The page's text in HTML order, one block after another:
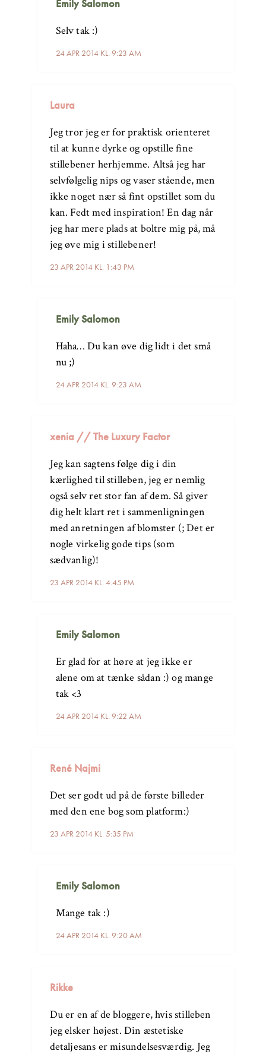
Emily Salomon
24 APR 2014 KL. 9:23 AM
Selv tak :)
Laura
23 APR 2014 KL. 1:43 PM
Jeg tror jeg er for praktisk orienteret
til at kunne dyrke og opstille fine
stillebener herhjemme. Altså jeg har
selvfølgelig nips og vaser stående, men
ikke noget nær så fint opstillet som du
kan. Fedt med inspiration! En dag når
jeg har mere plads at boltre mig på, må
jeg øve mig i stillebener!
Emily Salomon
24 APR 2014 KL. 9:23 AM
Haha… Du kan øve dig lidt i det små
nu ;)
xenia // The Luxury Factor
23 APR 2014 KL. 4:45 PM
Jeg kan sagtens følge dig i din
kærlighed til stilleben, jeg er nemlig
også selv ret stor fan af dem. Så giver
dig helt klart ret i sammenligningen
med anretningen af blomster (; Det er
nogle virkelig gode tips (som
sædvanlig)!
Emily Salomon
24 APR 2014 KL. 9:22 AM
Er glad for at høre at jeg ikke er
alene om at tænke sådan :) og mange
tak <3
René Najmi
23 APR 2014 KL. 5:35 PM
Det ser godt ud på de første billeder
med den ene bog som platform:)
Emily Salomon
24 APR 2014 KL. 9:20 AM
Mange tak :)
Rikke
Du er en af de bloggere, hvis stilleben
jeg elsker højest. Din æstetiske
detaljesans er misundelsesværdig. Jeg